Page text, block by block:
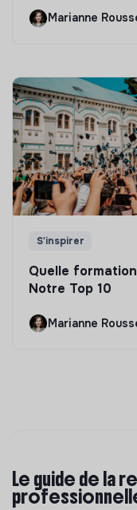
Marianne
S'inspirer
Quelle
Notre Top 10
Marianne
Le guide de la